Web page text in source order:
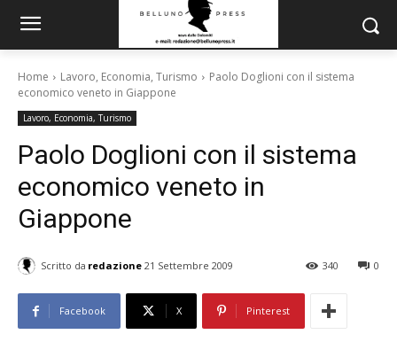
Home Lavoro, Economia, Turismo
Paolo Doglioni con il sistema
economico veneto in Giappone
Lavoro, Economia, Turismo
Paolo Doglioni con il sistema
economico veneto in
Giappone
Scritto da redazione 21 Settembre 2009 0
340
Facebook X Pinterest